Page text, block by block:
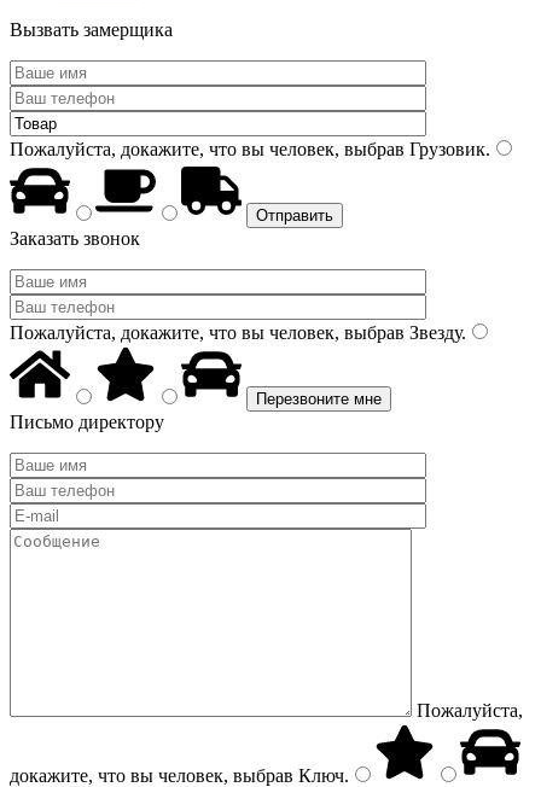
Вызвать замерщика
Пожалуйста, докажите, что вы человек, выбрав Грузовик.
Заказать звонок
Пожалуйста, докажите, что вы человек, выбрав Звезду.
Письмо директору
Пожалуйста,
докажите, что вы человек, выбрав Ключ.